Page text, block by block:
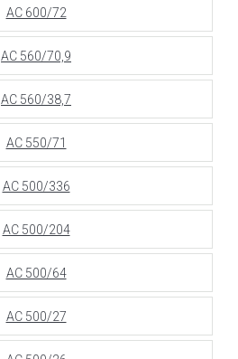
АС 600/72
АС 560/70,9
АС 560/38,7
АС 550/71
АС 500/336
АС 500/204
АС 500/64
АС 500/27